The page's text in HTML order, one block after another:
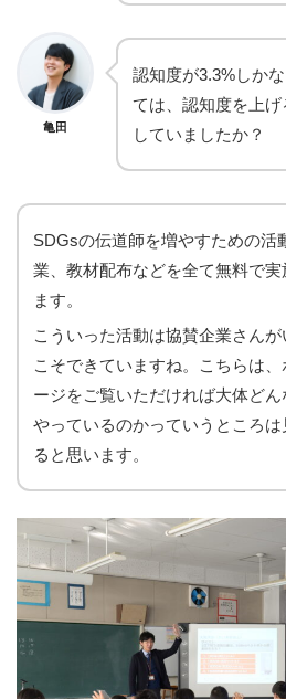
亀田
認知度が3.3%しか
ては、認知度を上
していましたか？
SDGsの伝道師を増やすための活
業、教材配布などを全て無料で実
ます。
こういった活動は協賛企業さんが
こそできていますね。こちらは
ージをご覧いただければ大体どん
やっているのかっていうところは
ると思います。